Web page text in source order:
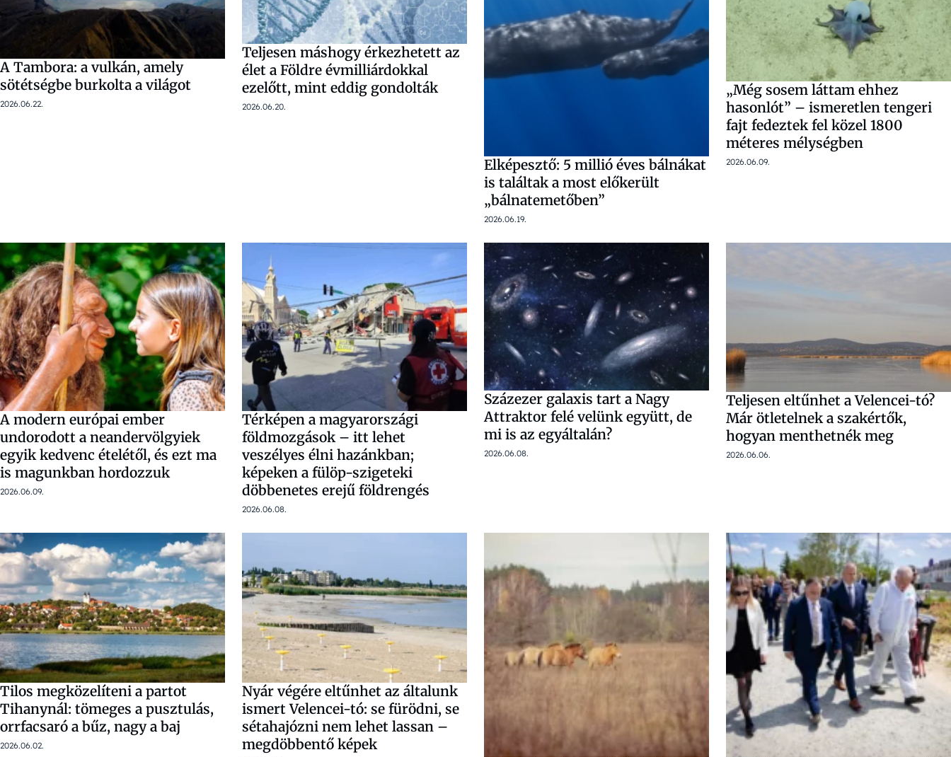
A Tambora: a vulkán, amely
sötétségbe burkolta a világot
2026.06.22.
Teljesen máshogy érkezhetett az
élet a Földre évmilliárdokkal
ezelőtt, mint eddig gondolták
2026.06.20.
Elképesztő: 5 millió éves bálnákat
is találtak a most előkerült
„bálnatemetőben”
2026.06.19.
„Még sosem láttam ehhez
hasonlót” – ismeretlen tengeri
fajt fedeztek fel közel 1800
méteres mélységben
2026.06.09.
A modern európai ember
undorodott a neandervölgyiek
egyik kedvenc ételétől, és ezt ma
is magunkban hordozzuk
2026.06.09.
Térképen a magyarországi
földmozgások – itt lehet
veszélyes élni hazánkban;
képeken a fülöp-szigeteki
döbbenetes erejű földrengés
2026.06.08.
Százezer galaxis tart a Nagy
Attraktor felé velünk együtt, de
mi is az egyáltalán?
2026.06.08.
Teljesen eltűnhet a Velencei-tó?
Már ötletelnek a szakértők,
hogyan menthetnék meg
2026.06.06.
Tilos megközelíteni a partot
Tihanynál: tömeges a pusztulás,
orrfacsaró a bűz, nagy a baj
2026.06.02.
Nyár végére eltűnhet az általunk
ismert Velencei-tó: se fürödni, se
sétahajózni nem lehet lassan –
megdöbbentő képek